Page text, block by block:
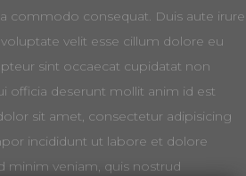
commodo consequat. Duis aute irure
velit esse cillum dolore eu
sint occaecat cupidatat non
officia deserunt mollit anim id est
sit amet, consectetur adipisicing
incididunt ut labore et dolore
minim veniam, quis nostrud